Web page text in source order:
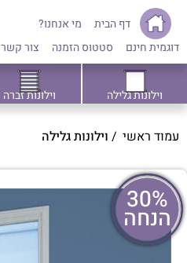
דף הבית
מי אנחנו?
דוגמית חינם
סטטוס הזמנה צור קשר
וילונות גלילה וילונות זברה
עמוד ראשי / וילונות גלילה
30%
הנחה